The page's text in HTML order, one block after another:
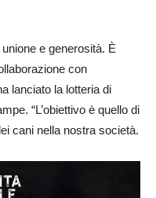
e generosità. È
con
lanciato la lotteria di
“L’obiettivo è quello di
cani nella nostra società.